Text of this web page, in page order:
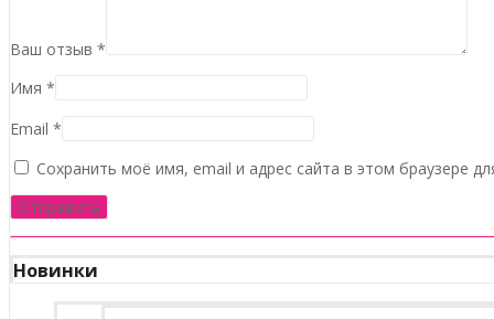
Ваш отзыв *
Имя *
Email *
Сохранить моё имя, email и адрес сайта в этом браузере
Новинки